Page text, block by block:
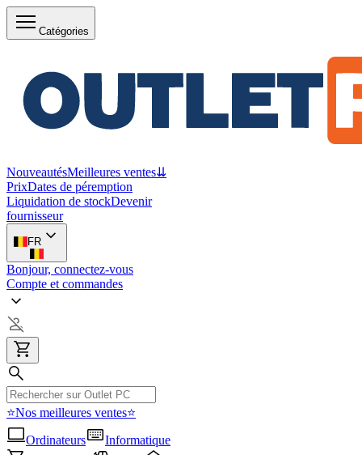
Catégories
NouveautésMeilleures ventes⇊
PrixDates de péremption
Liquidation de stockDevenir
fournisseur
FR
Bonjour, connectez-vous
Compte et commandes
⭐Nos meilleures ventes⭐
Ordinateurs
Informatique